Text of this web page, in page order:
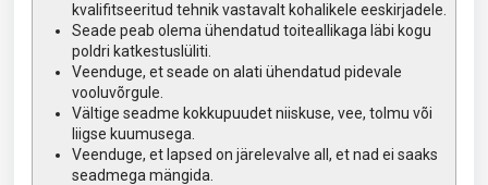
kvalifitseeritud tehnik vastavalt kohalikele eeskirjadele.
Seade peab olema ühendatud toiteallikaga läbi kogu
poldri katkestuslüliti.
Veenduge, et seade on alati ühendatud pidevale
vooluvõrgule.
Vältige seadme kokkupuudet niiskuse, vee, tolmu või
liigse kuumusega.
Veenduge, et lapsed on järelevalve all, et nad ei saaks
seadmega mängida.